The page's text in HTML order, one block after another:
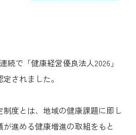
続で「健康経営優良法人2026」
されました。
度とは、地域の健康課題に即し
進める健康増進の取組をもと